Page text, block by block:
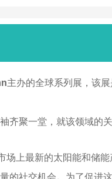
主办的全球系列展，该
齐聚一堂，就该领域的
场上最新的太阳能和储
的社交机会。为了促进